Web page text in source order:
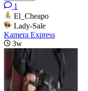
1
El_Cheapo
Lady-Sale
Kamera Express
3w